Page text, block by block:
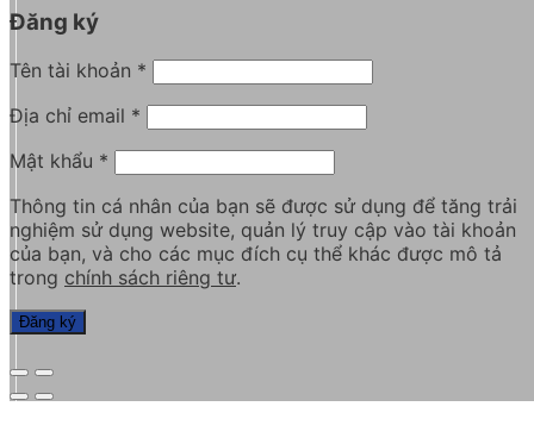
Đăng ký
Tên tài khoản *
Địa chỉ email *
Mật khẩu *
Thông tin cá nhân của bạn sẽ được sử dụng để tăng trải
nghiệm sử dụng website, quản lý truy cập vào tài khoản
của bạn, và cho các mục đích cụ thể khác được mô tả
trong chính sách riêng tư.
Đăng ký